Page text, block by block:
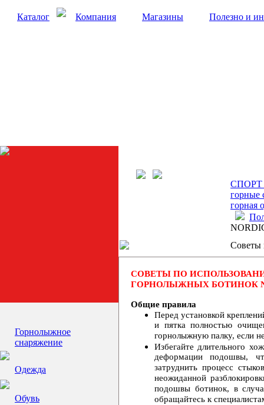
Каталог Компания Магазины Полезно и
Горнолыжное
снаряжение
Одежда
Обувь
СПОРТ
горные
горная
Советы
СОВЕТЫ ПО
ГОРНОЛЫЖНЫХ БОТИНОК
Общие правила
Перед установкой
и пятка полностью
горнолыжную палку, если
Избегайте длительного
деформации подошвы,
затруднить процесс
неожиданной
подошвы ботинок, в
обращайтесь к